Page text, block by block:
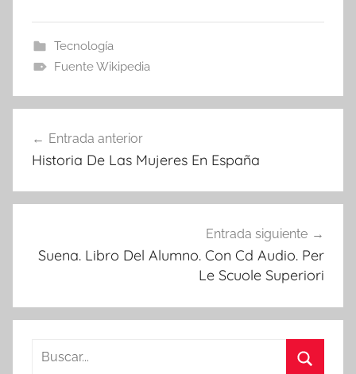
Tecnología
Fuente Wikipedia
de
Entrada anterior
Historia De Las Mujeres En España
Entrada siguiente
Suena. Libro Del Alumno. Con Cd Audio. Per
Le Scuole Superiori
Buscar: